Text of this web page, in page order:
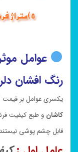
رنگ افشان دلربا آبی ۷۰۰
یکسری عوامل بر قیمت
کاشان
قابل چشم پوشی